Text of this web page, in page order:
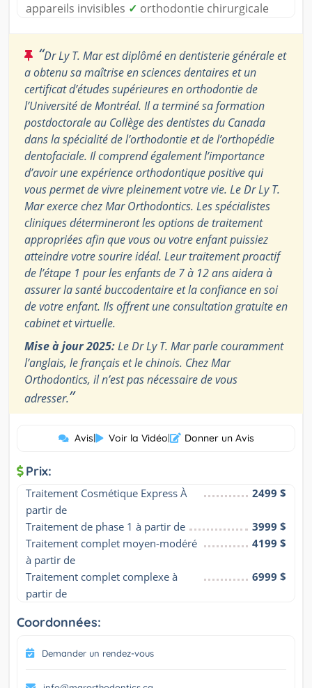
appareils invisibles ✓ orthodontie chirurgicale
“Dr Ly T. Mar est diplômé en dentisterie générale et
a obtenu sa maîtrise en sciences dentaires et un
certificat d’études supérieures en orthodontie de
l’Université de Montréal. Il a terminé sa formation
postdoctorale au Collège des dentistes du Canada
dans la spécialité de l’orthodontie et de l’orthopédie
dentofaciale. Il comprend également l’importance
d’avoir une expérience orthodontique positive qui
vous permet de vivre pleinement votre vie. Le Dr Ly T.
Mar exerce chez Mar Orthodontics. Les spécialistes
cliniques détermineront les options de traitement
appropriées afin que vous ou votre enfant puissiez
atteindre votre sourire idéal. Leur traitement proactif
de l’étape 1 pour les enfants de 7 à 12 ans aidera à
assurer la santé buccodentaire et la confiance en soi
de votre enfant. Ils offrent une consultation gratuite en
cabinet et virtuelle.
Mise à jour 2025:Le Dr Ly T. Mar parle couramment
l’anglais, le français et le chinois. Chez Mar
Orthodontics, il n’est pas nécessaire de vous
adresser.”
Avis| Voir la Vidéo| Donner un Avis
Prix:
Traitement Cosmétique Express À
partir de
2499 $
Traitement de phase 1 à partir de
3999 $
Traitement complet moyen-modéré
à partir de
4199 $
Traitement complet complexe à
partir de
6999 $
Coordonnées:
Demander un rendez-vous